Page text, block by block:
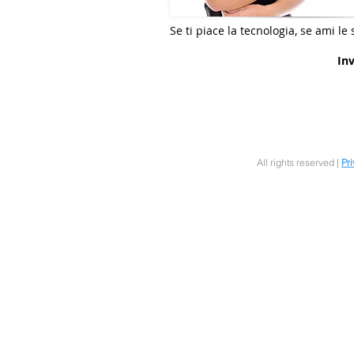
Se ti piace la tecnologia, se ami
All rights reserved |